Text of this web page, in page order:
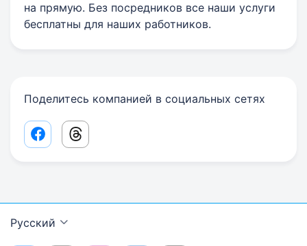
на прямую. Без посредников все наши услуги
бесплатны для наших работников.
Поделитесь компанией в социальных сетях
Facebook share link
Threads share link
Русский